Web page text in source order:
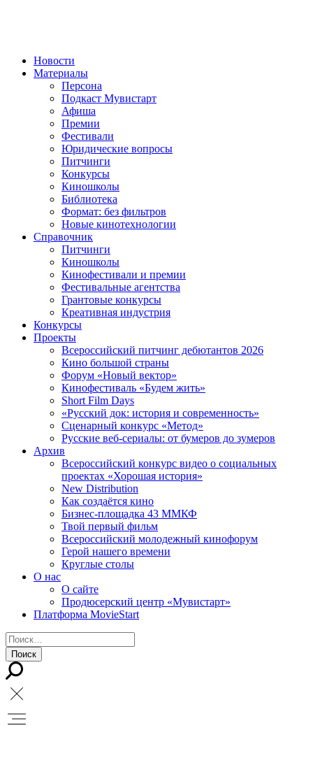
Новости
Материалы
Персона
Подкаст Мувистарт
Афиша
Премии
Фестивали
Юридические вопросы
Питчинги
Конкурсы
Киношколы
Библиотека
Формат: без фильтров
Новые кинотехнологии
Справочник
Питчинги
Киношколы
Кинофестивали и премии
Фестивальные агентства
Грантовые конкурсы
Креативная индустрия
Конкурсы
Проекты
Всероссийский питчинг дебютантов 2026
Кино большой страны
Форум «Новый вектор»
Кинофестиваль «Будем жить»
Short Film Days
«Русский док: история и современность»
Сценарный конкурс «Метод»
Русские веб-сериалы: от бумеров до зумеров
Архив
Всероссийский конкурс видео о социальных
проектах «Хорошая история»
New Distribution
Как создаётся кино
Бизнес-площадка 43 ММКФ
Твой первый фильм
Всероссийский молодежный кинофорум
Герой нашего времени
Круглые столы
О нас
О сайте
Продюсерский центр «Мувистарт»
Платформа MovieStart